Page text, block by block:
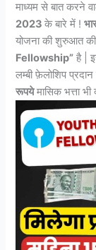
माध्यम से बात करने
2023 के बारे में !
योजना की शुरुआत
Fellowship” है |
लम्बी फ़ेलोशिप
रूपयेमासिक भत्ता भी